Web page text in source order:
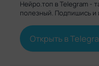
Нейро.топ в Telegram -
полезный. Подпишись
Открыть в